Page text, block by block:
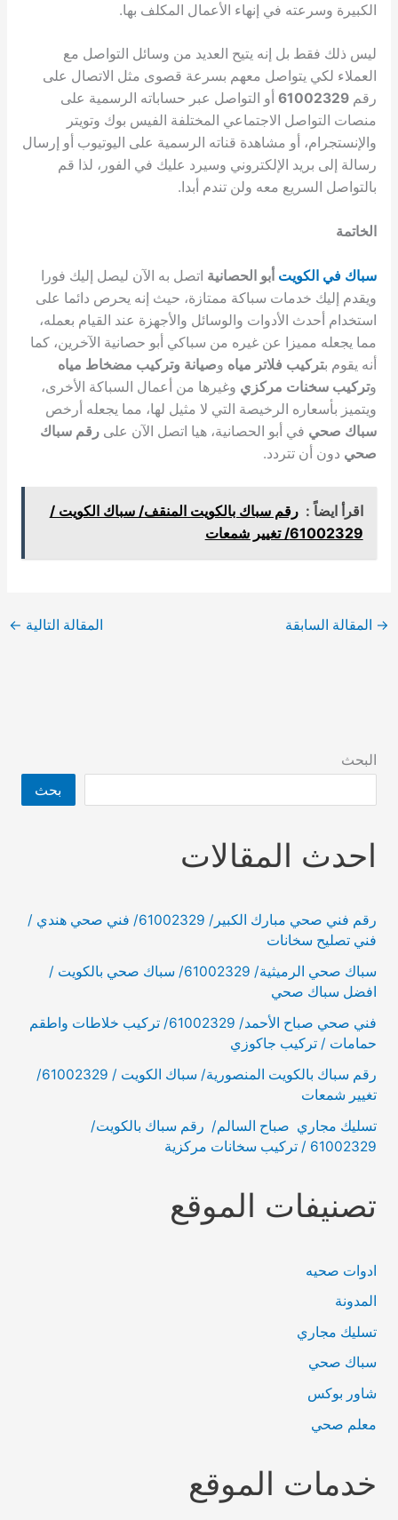
الكبيرة وسرعته في إنهاء الأعمال المكلف بها.
ليس ذلك فقط بل إنه يتيح العديد من وسائل التواصل مع
العملاء لكي يتواصل معهم بسرعة قصوى مثل الاتصال على
رقم 61002329أو التواصل عبر حساباته الرسمية على
منصات التواصل الاجتماعي المختلفة الفيس بوك وتويتر
والإنستجرام، أو مشاهدة قناته الرسمية على اليوتيوب أو إرسال
رسالة إلى بريد الإلكتروني وسيرد عليك في الفور، لذا قم
بالتواصل السريع معه ولن تندم أبدا.
الخاتمة
سباك في الكويت أبو الحصانية اتصل به الآن ليصل إليك فورا
ويقدم إليك خدمات سباكة ممتازة، حيث إنه يحرص دائما على
استخدام أحدث الأدوات والوسائل والأجهزة عند القيام بعمله،
مما يجعله مميزا عن غيره من سباكي أبو حصانية الآخرين، كما
أنه يقوم بتركيب فلاتر مياه وصيانة وتركيب مضخاط مياه
وتركيب سخنات مركزي وغيرها من أعمال السباكة الأخرى،
ويتميز بأسعاره الرخيصة التي لا مثيل لها، مما يجعله أرخص
سباك صحي في أبو الحصانية، هيا اتصل الآن على رقم سباك
صحي دون أن تتردد.
اقرأ ايضاً : رقم سباك بالكويت المنقف/ سباك الكويت /
61002329/ تغيير شمعات
→ المقالة السابقة المقالة التالية ←
البحث
بحث
احدث المقالات
رقم فني صحي مبارك الكبير/ 61002329/ فني صحي هندي /
فني تصليح سخانات
سباك صحي الرميثية/ 61002329/ سباك صحي بالكويت /
افضل سباك صحي
فني صحي صباح الأحمد/ 61002329/ تركيب خلاطات واطقم
حمامات / تركيب جاكوزي
رقم سباك بالكويت المنصورية/ سباك الكويت / 61002329/
تغيير شمعات
تسليك مجاري صباح السالم/ رقم سباك بالكويت/
61002329 / تركيب سخانات مركزية
تصنيفات الموقع
ادوات صحيه
المدونة
تسليك مجاري
سباك صحي
شاور بوكس
معلم صحي
خدمات الموقع